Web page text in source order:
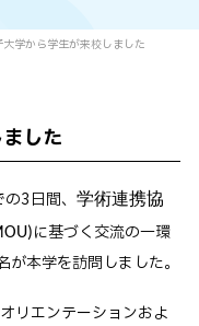
学から学生が来校しました
した
3日間、 学術連携協
に基づく交流の一環
本学を訪問しました。
リエンテーションおよ